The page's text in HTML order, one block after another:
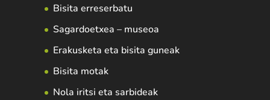
Bisita erreserbatu
Sagardoetxea – museoa
Erakusketa eta bisita guneak
Bisita motak
Nola iritsi eta sarbideak